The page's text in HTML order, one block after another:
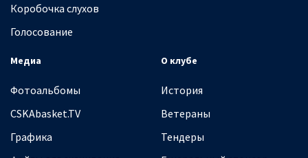
Коробочка слухов
Голосование
Медиа
Фотоальбомы
CSKAbasket.TV
Графика
О клубе
История
Ветераны
Тендеры